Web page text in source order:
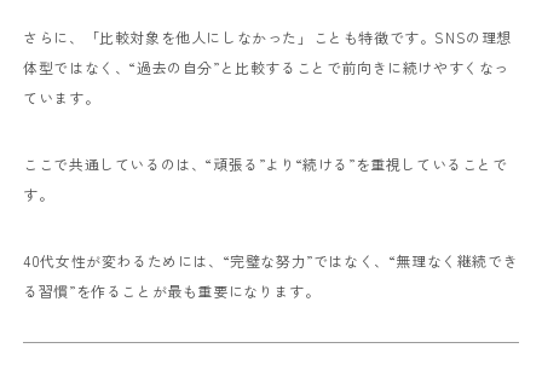
さらに、「比較対象を他人にしなかった」ことも特徴です。SNSの理想
体型ではなく、“過去の自分”と比較することで前向きに続けやすくなっ
ています。
ここで共通しているのは、“頑張る”より“続ける”を重視していることで
す。
40代女性が変わるためには、“完璧な努力”ではなく、“無理なく継続でき
る習慣”を作ることが最も重要になります。